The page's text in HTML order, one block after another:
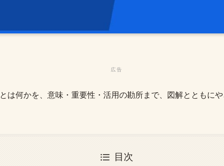
とは何かを、意味・重要性・活用の勘所まで、図解とともにや
目次